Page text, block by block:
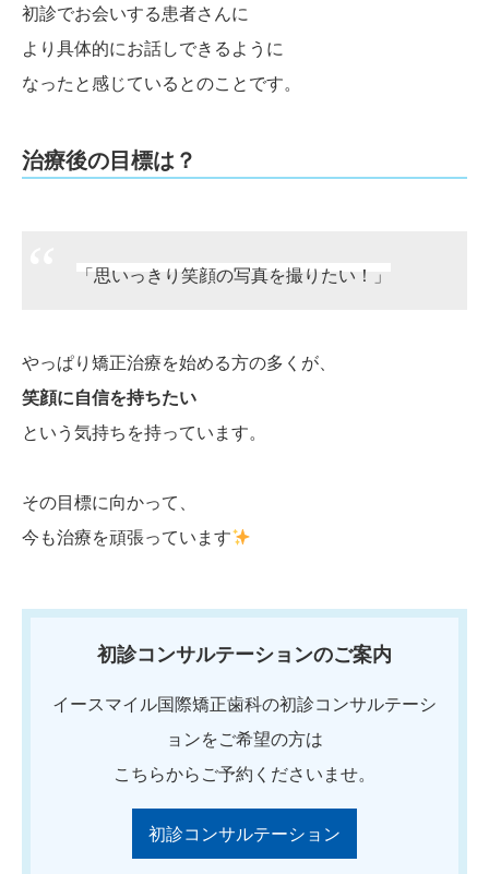
初診でお会いする患者さんに
より具体的にお話しできるように
なったと感じているとのことです。
治療後の目標は？
「思いっきり笑顔の写真を撮りたい！」
やっぱり矯正治療を始める方の多くが、
笑顔に自信を持ちたい
という気持ちを持っています。
その目標に向かって、
今も治療を頑張っています
初診コンサルテーションのご案内
イースマイル国際矯正歯科の初診コンサルテーシ
ョンをご希望の方は
こちらからご予約くださいませ。
初診コンサルテーション